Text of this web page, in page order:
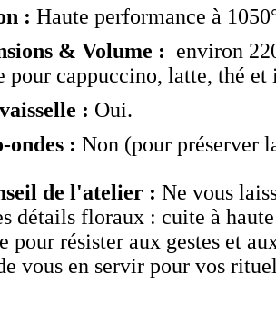
: Haute performance à
& Volume : environ
pour cappuccino, latte, thé et
: Oui.
: Non (pour préserver
de l'atelier : Ne vous
détails floraux : cuite à
pour résister aux gestes et
vous en servir pour vos